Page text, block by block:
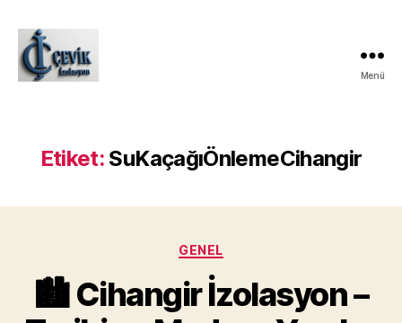
Menü
Etiket: SuKaçağıÖnlemeCihangir
Kategoriler
GENEL
🏙️ Cihangir İzolasyon –